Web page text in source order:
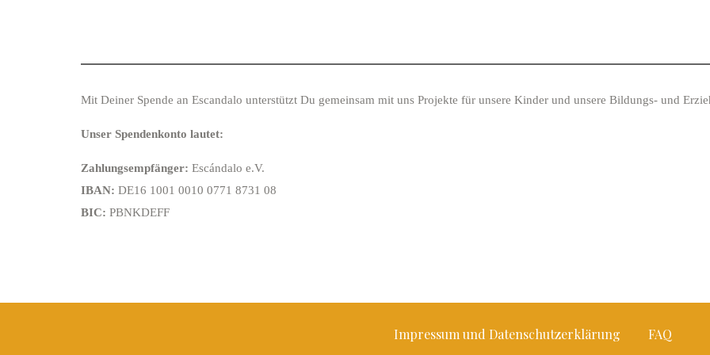
Mit Deiner Spende an Escandalo unterstützt Du gemeinsam mit uns Projekte für unsere Kinder und unsere Bildungs- und
Unser Spendenkonto lautet:
Zahlungsempfänger: Escándalo e.V.
IBAN: DE16 1001 0010 0771 8731 08
BIC: PBNKDEFF
Impressum und Datenschutzerklärung FAQ